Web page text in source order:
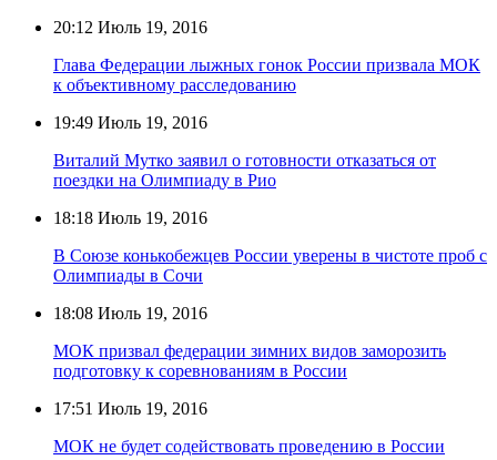
20:12 Июль 19, 2016
Глава Федерации лыжных гонок России призвала МОК
к объективному расследованию
19:49 Июль 19, 2016
Виталий Мутко заявил о готовности отказаться от
поездки на Олимпиаду в Рио
18:18 Июль 19, 2016
В Союзе конькобежцев России уверены в чистоте проб с
Олимпиады в Сочи
18:08 Июль 19, 2016
МОК призвал федерации зимних видов заморозить
подготовку к соревнованиям в России
17:51 Июль 19, 2016
МОК не будет содействовать проведению в России